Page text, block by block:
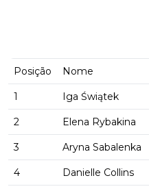
Posição Nome
1 Iga Świątek
2 Elena Rybakina
3 Aryna Sabalenka
4 Danielle Collins